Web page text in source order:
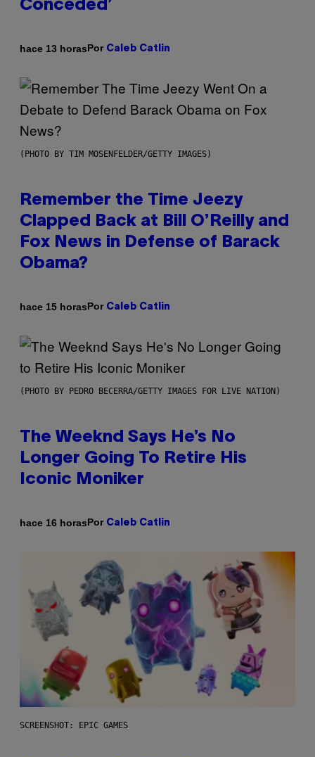
Conceded’
hace 13 horasPor Caleb Catlin
(PHOTO BY TIM MOSENFELDER/GETTY IMAGES)
Remember the Time Jeezy
Clapped Back at Bill O’Reilly and
Fox News in Defense of Barack
Obama?
hace 15 horasPor Caleb Catlin
(PHOTO BY PEDRO BECERRA/GETTY IMAGES FOR LIVE NATION)
The Weeknd Says He’s No
Longer Going To Retire His
Iconic Moniker
hace 16 horasPor Caleb Catlin
SCREENSHOT: EPIC GAMES